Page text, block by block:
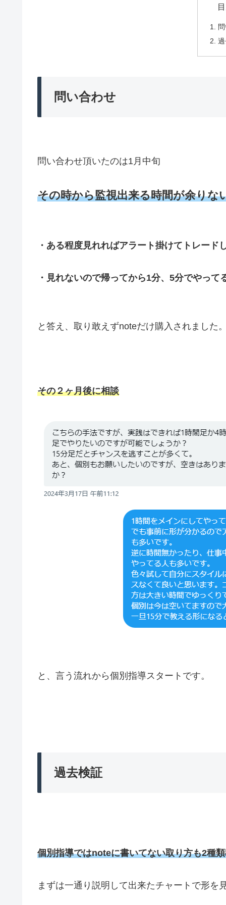
問い合わせ
問い合わせ頂いたのは1月中旬
その時から監視出来る時間が余りな
・ある程度見れればアラート掛けてトレード
・見れないので帰ってから1分、5分でやって
と答え、取り敢えずnoteだけ購入されました
その２ヶ月後に相談
と、言う流れから個別指導スタートです。
過去検証
個別指導ではnoteに書いてない取り方も2種
まずは一通り説明して出来たチャートで形を